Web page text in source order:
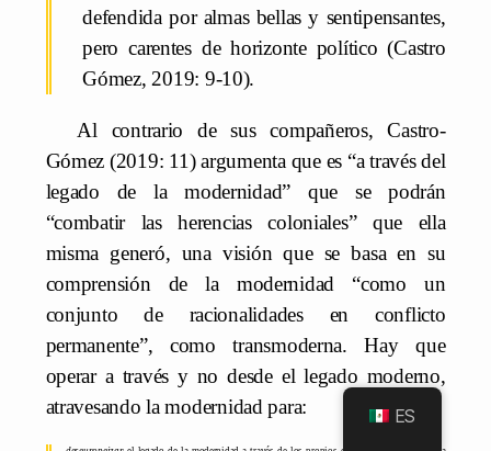
defendida por almas bellas y sentipensantes,
pero carentes de horizonte político (Castro
Gómez, 2019: 9-10).
Al contrario de sus compañeros, Castro-
Gómez (2019: 11) argumenta que es “a través del
legado de la modernidad” que se podrán
“combatir las herencias coloniales” que ella
misma generó, una visión que se basa en su
comprensión de la modernidad “como un
conjunto de racionalidades en conflicto
permanente”, como transmoderna. Hay que
operar a través y no desde el legado moderno,
atravesando la modernidad para:
ES